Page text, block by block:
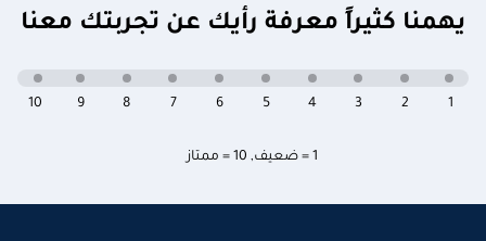
يهمنا كثيراً معرفة رأيك عن تجربتك معنا
1 = ضعيف , 10 = ممتاز
10 9 8 7 6 5 4 3 2 1